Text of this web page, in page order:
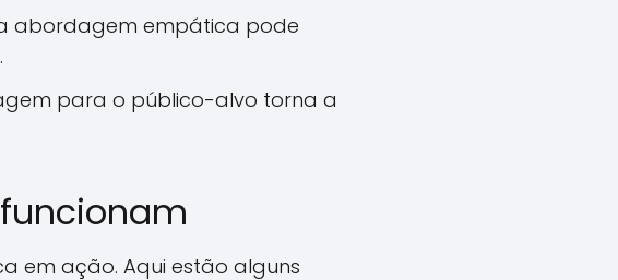
abordagem empática pode
para o público-alvo torna a
em ação. Aqui estão alguns